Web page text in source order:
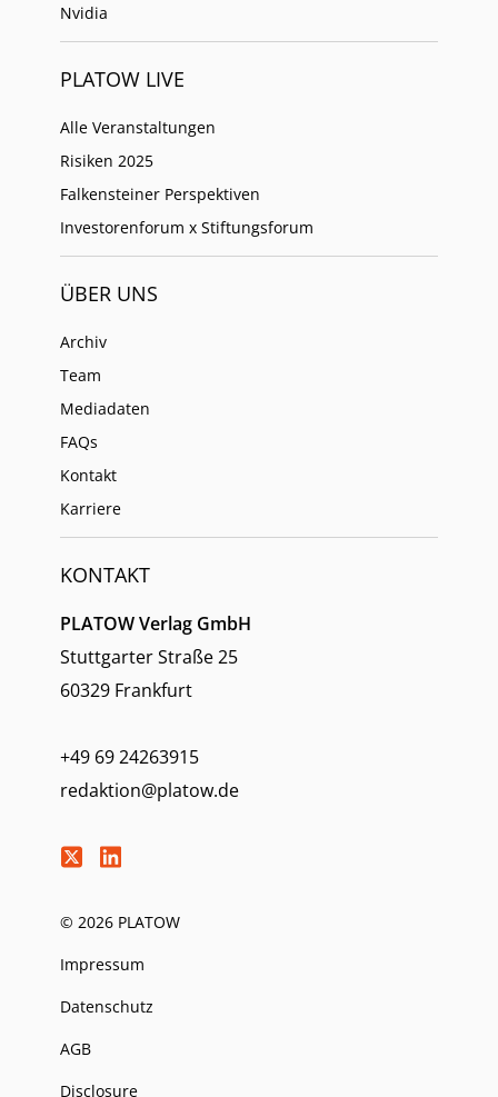
Nvidia
PLATOW LIVE
Alle Veranstaltungen
Risiken 2025
Falkensteiner Perspektiven
Investorenforum x Stiftungsforum
ÜBER UNS
Archiv
Team
Mediadaten
FAQs
Kontakt
Karriere
KONTAKT
PLATOW Verlag GmbH
Stuttgarter Straße 25
60329 Frankfurt
+49 69 24263915
redaktion@platow.de
© 2026 PLATOW
Impressum
Datenschutz
AGB
Disclosure